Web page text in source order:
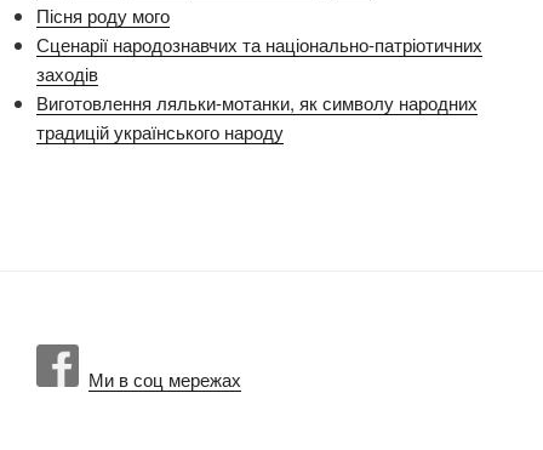
Пісня роду мого
Сценарії народознавчих та національно-патріотичних
заходів
Виготовлення ляльки-мотанки, як символу народних
традицій українського народу
Ми в соц мережах